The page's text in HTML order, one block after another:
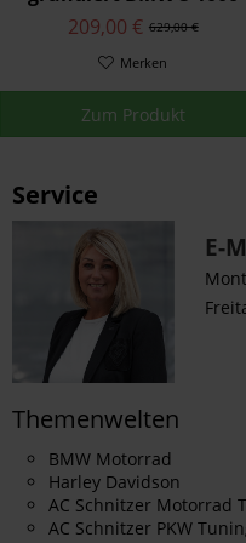
RR 2019-22
629,00 €
209,00 €
Merken
Zum Produkt
Service
E-
Themenwelten
BMW Motorrad
Harley Davidson
AC Schnitzer Motorrad
AC Schnitzer PKW